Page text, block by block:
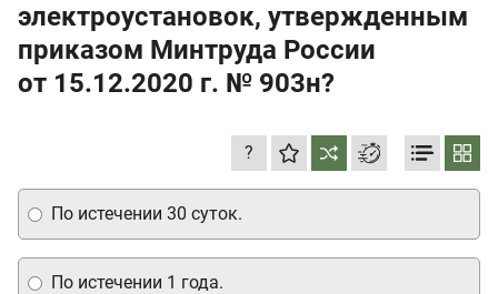
электроустановок, утвержденным
приказом Минтруда России
от 15.12.2020 г. № 903н?
?
По истечении 30 суток.
По истечении 1 года.